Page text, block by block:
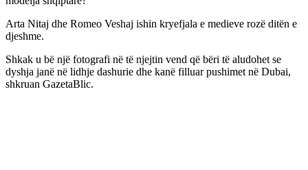
Arta Nitaj dhe Romeo Veshaj ishin kryefjala e medieve rozë ditën e
djeshme.
Shkak u bë një fotografi në të njejtin vend që bëri të aludohet se
dyshja janë në lidhje dashurie dhe kanë filluar pushimet në Dubai,
shkruan GazetaBlic.